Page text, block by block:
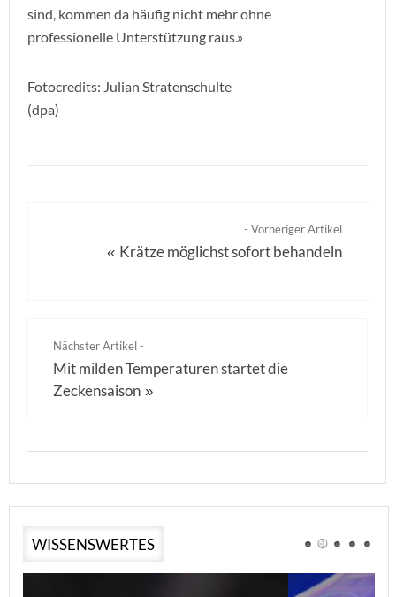
sind, kommen da häufig nicht mehr ohne
professionelle Unterstützung raus.»
Fotocredits: Julian Stratenschulte
(dpa)
- Vorheriger Artikel
« Krätze möglichst sofort behandeln
Nächster Artikel -
Mit milden Temperaturen startet die
Zeckensaison »
WISSENSWERTES